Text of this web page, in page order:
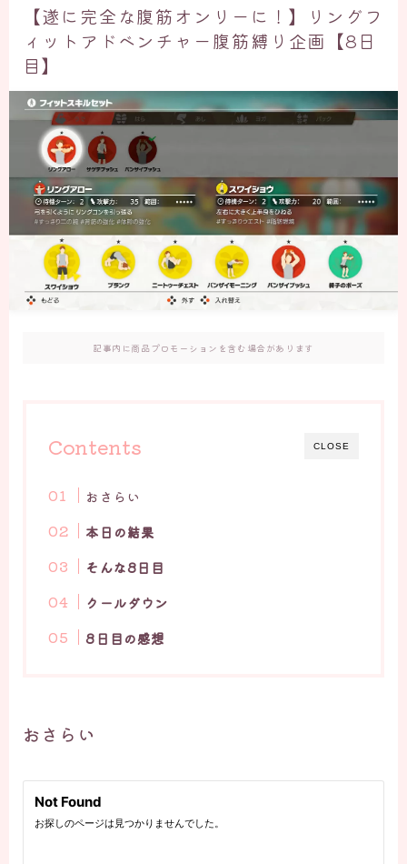
【遂に完全な腹筋オンリーに！】リングフ
ィットアドベンチャー腹筋縛り企画【8日
目】
記事内に商品プロモーションを含む場合があります
CLOSE
Contents
おさらい
本日の結果
そんな8日目
クールダウン
8日目の感想
おさらい